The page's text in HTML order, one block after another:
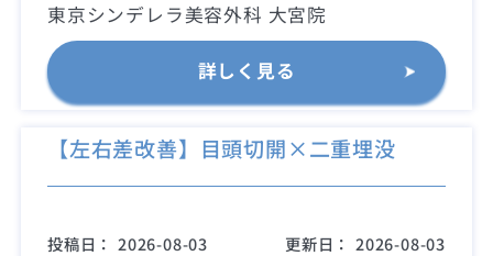
東京シンデレラ美容外科 大宮院
詳しく見る
【左右差改善】目頭切開×二重埋没
投稿日： 2026-08-03 更新日： 2026-08-03